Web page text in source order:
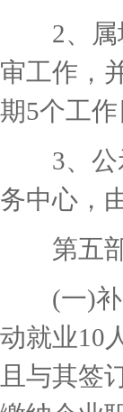
2、属地
审工作，
期5个工作
3、公示
务中心，
第五部
(一)补贴
动就业10
且与其签